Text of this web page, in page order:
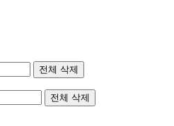
전체 삭제
전체 삭제